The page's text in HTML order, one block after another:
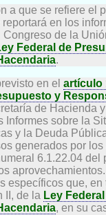
a que se refiere el
en los
de la
Federal de
.
en el artículo
y
de Hacienda
Informes sobre la
y la Deuda
generados por
6.1.22.04 del
específicos que, en
II, de la Ley
, en su